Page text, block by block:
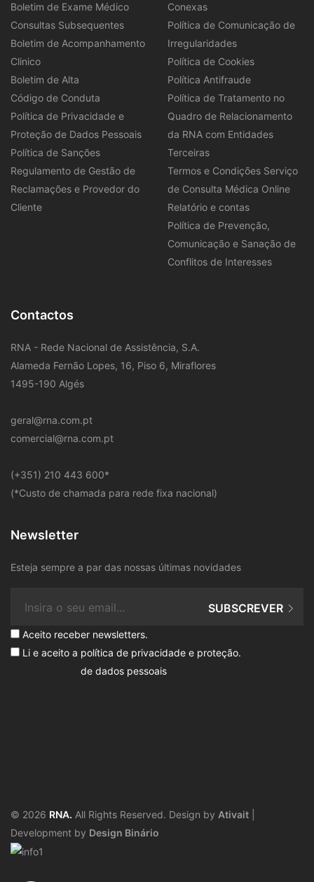
Boletim de Exame Médico
Consultas Subsequentes
Boletim de Acompanhamento
Clinico
Boletim de Alta
Código de Conduta
Política de Privacidade e
Proteção de Dados Pessoais
Política de Sanções
Regulamento de Gestão de
Reclamações e Provedor do
Cliente
Conexas
Política de Comunicação de
Irregularidades
Política de Cookies
Política Antifraude
Política de Tratamento no
Quadro de Relacionamento
da RNA com Entidades
Terceiras
Termos e Condições Serviço
de Consulta Médica Online
Relatório e contas
Política de Prevenção,
Comunicação e Sanação de
Conflitos de Interesses
Contactos
RNA - Rede Nacional de Assistência, S.A.
Alameda Fernão Lopes, 16, Piso 6, Miraflores
1495-190 Algés
geral@rna.com.pt
comercial@rna.com.pt
​(+351) 210 443 600*
(*Custo de chamada para rede fixa nacional)
Newsletter
Esteja sempre a par das nossas últimas novidades
Aceito receber newsletters.
Li e aceito a política de privacidade e proteção
de dados pessoais
.
SUBSCREVER
© 2026 RNA. All Rights Reserved. Design by Ativait
Development by Design Binário